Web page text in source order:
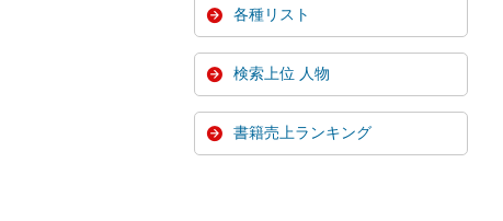
各種リスト
検索上位 人物
書籍売上ランキング